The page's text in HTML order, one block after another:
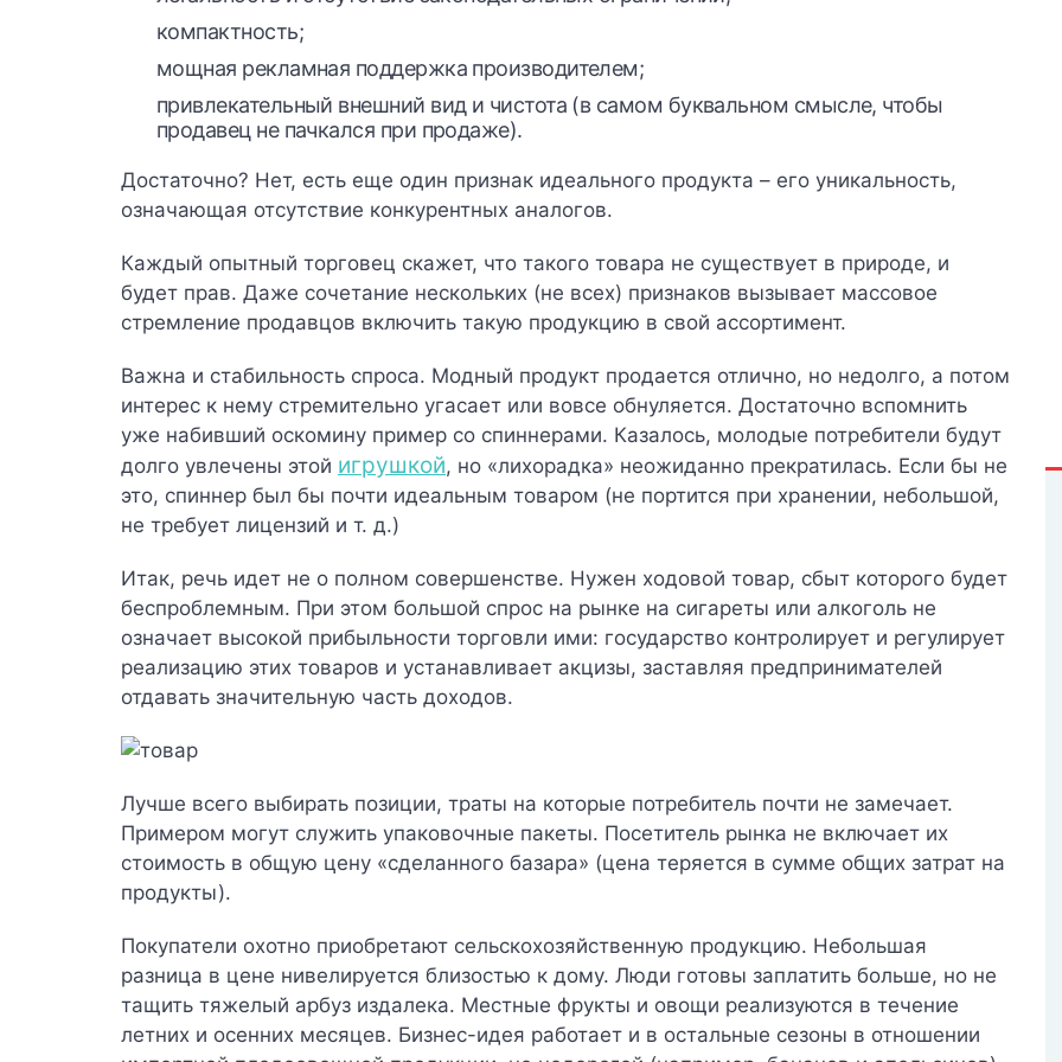
компактность;
мощная рекламная поддержка производителем;
привлекательный внешний вид и чистота (в самом буквальном смысле, чтобы
продавец не пачкался при продаже).
Достаточно? Нет, есть еще один признак идеального продукта – его уникальность,
означающая отсутствие конкурентных аналогов.
Каждый опытный торговец скажет, что такого товара не существует в природе, и
будет прав. Даже сочетание нескольких (не всех) признаков вызывает массовое
стремление продавцов включить такую продукцию в свой ассортимент.
Важна и стабильность спроса. Модный продукт продается отлично, но недолго, а потом
интерес к нему стремительно угасает или вовсе обнуляется. Достаточно вспомнить
уже набивший оскомину пример со спиннерами. Казалось, молодые потребители будут
долго увлечены этой игрушкой, но «лихорадка» неожиданно прекратилась. Если бы не
это, спиннер был бы почти идеальным товаром (не портится при хранении, небольшой,
не требует лицензий и т. д.)
Итак, речь идет не о полном совершенстве. Нужен ходовой товар, сбыт которого будет
беспроблемным. При этом большой спрос на рынке на сигареты или алкоголь не
означает высокой прибыльности торговли ими: государство контролирует и регулирует
реализацию этих товаров и устанавливает акцизы, заставляя предпринимателей
отдавать значительную часть доходов.
Лучше всего выбирать позиции, траты на которые потребитель почти не замечает.
Примером могут служить упаковочные пакеты. Посетитель рынка не включает их
стоимость в общую цену «сделанного базара» (цена теряется в сумме общих затрат на
продукты).
Покупатели охотно приобретают сельскохозяйственную продукцию. Небольшая
разница в цене нивелируется близостью к дому. Люди готовы заплатить больше, но не
тащить тяжелый арбуз издалека. Местные фрукты и овощи реализуются в течение
летних и осенних месяцев. Бизнес-идея работает и в остальные сезоны в отношении